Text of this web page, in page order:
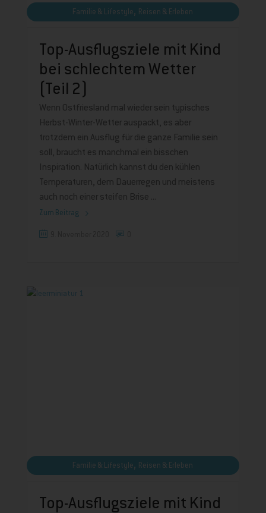
Familie & Lifestyle , Reisen & Erleben
Top-Ausflugsziele mit Kind
bei schlechtem Wetter
(Teil 2)
Wenn Ostfriesland mal wieder sein typisches
Herbst-Winter-Wetter auspackt, es aber
trotzdem ein Ausflug für die ganze Familie sein
soll, braucht es manchmal ein bisschen
Inspiration. Natürlich kannst du den kühlen
Temperaturen, dem Dauerregen und meistens
auch noch einer steifen Brise
Zum Beitrag
Familie & Lifestyle , Reisen & Erleben
Top-Ausflugsziele mit Kind